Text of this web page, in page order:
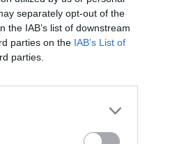
separately opt-out of the
IAB’s list of downstream
parties on the IAB’s List of
parties.
ο
ο
οι υποψήφιοι
06 Αυγ 2026
315 μόνιμες
προσλήψεις – Ποιοι
Δημοσίου ζητούν